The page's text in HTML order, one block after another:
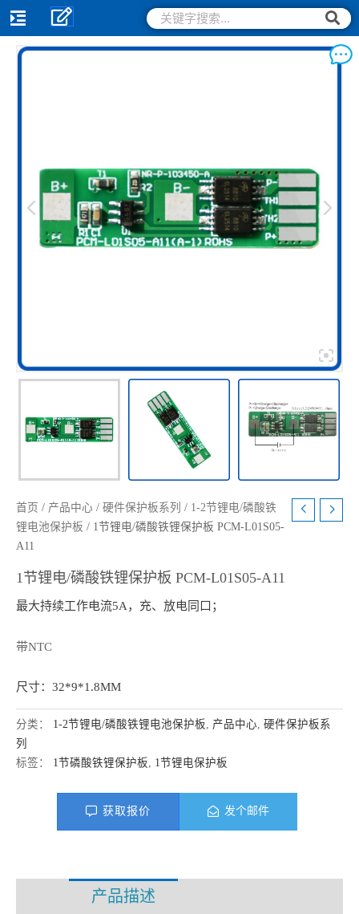
跳
至
搜
索
搜
索
首页 / 产品中心 / 硬件保护板系列 / 1-2节锂电/磷酸铁
锂电池保护板 / 1节锂电/磷酸铁锂保护板 PCM-L01S05-
A11
1节锂电/磷酸铁锂保护板 PCM-L01S05-A11
最大持续工作电流5A，充、放电同口；
带NTC
尺寸：32*9*1.8MM
分类： 1-2节锂电/磷酸铁锂电池保护板 产品中心 硬件保护板系
列
标签： 1节磷酸铁锂保护板 1节锂电保护板
获取报价 发个邮件
产品描述